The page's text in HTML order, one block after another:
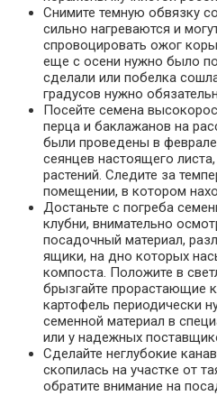
Снимите темную обвязку
сильно нагреваются и
спровоцировать ожог
еще с осени нужно было
сделали или побелка
градусов нужно
Посейте семена
перца и баклажанов на
были проведены в
сеянцев настоящего
растений. Следите за
помещении, в котором
Достаньте с погреба
клубни, внимательно
посадочный материал,
ящики, на дно которых
компоста. Положите в
брызгайте прорастающие
картофель периодически
семенной материал в
или у надежных
Сделайте неглубокие
скопилась на участке от
обратите внимание на